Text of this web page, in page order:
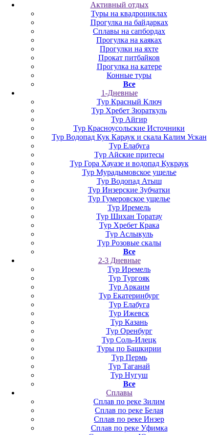
Активный отдых
Туры на квадроциклах
Прогулка на байдарках
Сплавы на сапбордах
Прогулка на каяках
Прогулки на яхте
Прокат питбайков
Прогулка на катере
Конные туры
Все
1-Дневные
Тур Красный Ключ
Тур Хребет Зюраткуль
Тур Айгир
Тур Красноусольские Источники
Тур Водопад Кук Караук и скала Калим Ускан
Тур Елабуга
Тур Айские притесы
Тур Гора Хауазе и водопад Кукраук
Тур Мурадымовское ущелье
Тур Водопад Атыш
Тур Инзерские Зубчатки
Тур Гумеровское ущелье
Тур Иремель
Тур Шихан Торатау
Тур Хребет Крака
Тур Аслыкуль
Тур Розовые скалы
Все
2-3 Дневные
Тур Иремель
Тур Тургояк
Тур Аркаим
Тур Екатеринбург
Тур Елабуга
Тур Ижевск
Тур Казань
Тур Оренбург
Тур Соль-Илецк
Туры по Башкирии
Тур Пермь
Тур Таганай
Тур Нугуш
Все
Сплавы
Сплав по реке Зилим
Сплав по реке Белая
Сплав по реке Инзер
Сплав по реке Уфимка